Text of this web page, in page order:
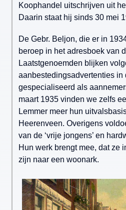
Koophandel uitschrijven uit
Daarin staat hij sinds 30 mei
De Gebr. Beljon, die er in
beroep in het adresboek van
Laatstgenoemden blijken
aanbestedingsadvertenties in
gespecialiseerd als
maart 1935 vinden we zelfs
Lemmer meer hun
Heerenveen. Overigens
van de ‘vrije jongens’ en
Hun werk brengt mee, dat ze
zijn naar een woonark.